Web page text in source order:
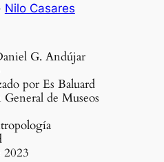
Nilo Casares
G. Andújar
por Es Baluard
de Museos
2023